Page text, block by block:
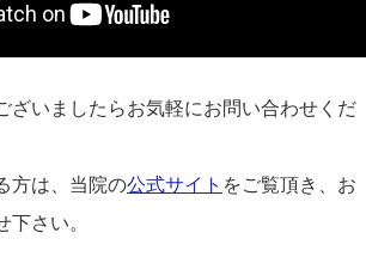
ざいましたらお気軽にお問い合わせくだ
方は、当院の公式サイト をご覧頂き、お
下さい。